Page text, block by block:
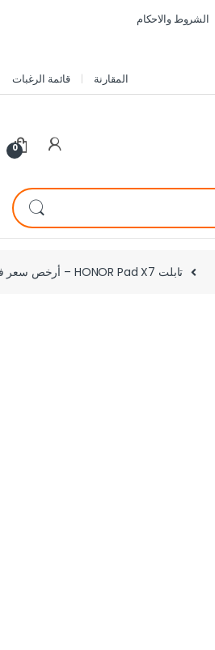
الشروط والاحكام
المقارنة
قائمة الرغبات
0
تابلت HONOR Pad X7 – أرخص سعر في مصر | شاشة 8.7 بوصة + بطارية 7020mAh + معالج Snapdragon